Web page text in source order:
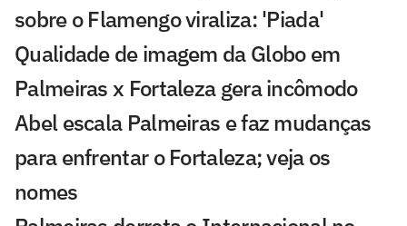
sobre o Flamengo viraliza: 'Piada'
Qualidade de imagem da Globo em
Palmeiras x Fortaleza gera incômodo
Abel escala Palmeiras e faz mudanças
para enfrentar o Fortaleza; veja os
nomes